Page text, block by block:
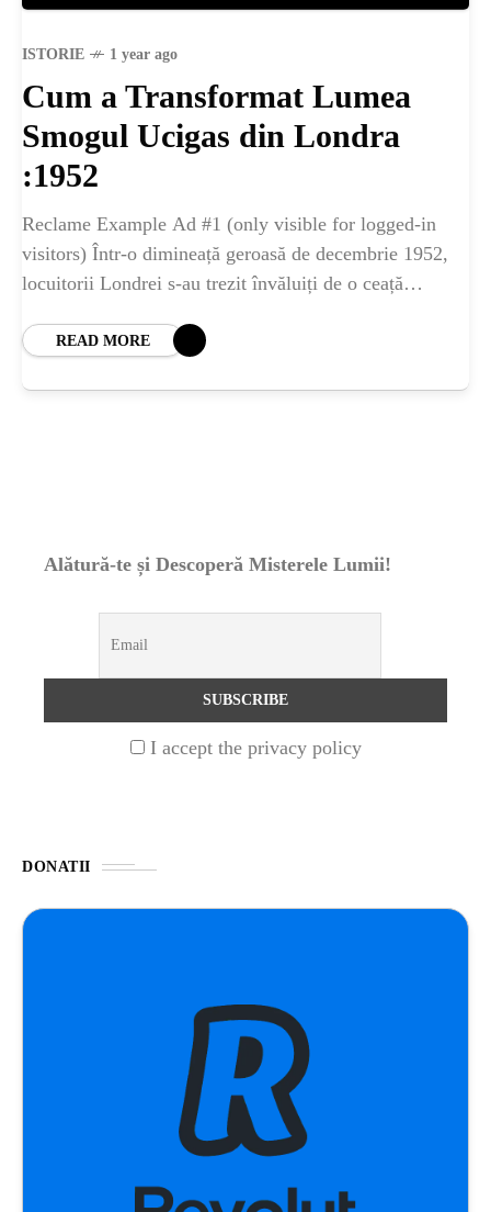
ISTORIE 1 year ago
Cum a Transformat Lumea
Smogul Ucigas din Londra
:1952
Reclame Example Ad #1 (only visible for logged-in
visitors) Într-o dimineață geroasă de decembrie 1952,
locuitorii Londrei s-au trezit învăluiți de o ceață
READ MORE
Alătură-te și Descoperă Misterele Lumii!
I accept the privacy policy
DONATII
ȘTIINȚA
ANIMALE
INSTALEAZ
APLICATIA
UNCATEGORIZED 1 year ago
Pământului: Mit sau Realitate?
2 years ago
Seriale turcesti:Top 5 cele mai bune seriale
poti debloca